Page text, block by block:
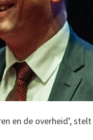
en de overheid’,